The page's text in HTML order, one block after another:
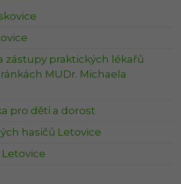
zástupy praktických lékařů
MUDr. Michaela
pro děti a dorost
hasičů Letovice